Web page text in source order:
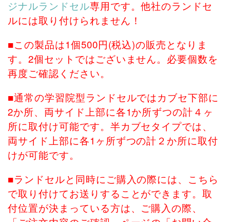
ジナルランドセル専用です。他社のランドセ
ルには取り付けられません！
■この製品は1個500円(税込)の販売となりま
す。2個セットではございません。必要個数を
再度ご確認ください。
■通常の学習院型ランドセルではカブセ下部に
2か所、両サイド上部に各1か所ずつの計４ヶ
所に取付け可能です。半カブセタイプでは、
両サイド上部に各1ヶ所ずつの計２か所に取付
けが可能です。
■ランドセルと同時にご購入の際には、こちら
で取り付けてお送りすることができます。取
付位置が決まっている方は、ご購入の際、